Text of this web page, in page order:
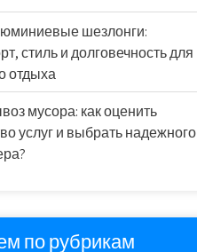
шезлонги:
стиль и долговечность для
отдыха
мусора: как оценить
услуг и выбрать надежного
по рубрикам